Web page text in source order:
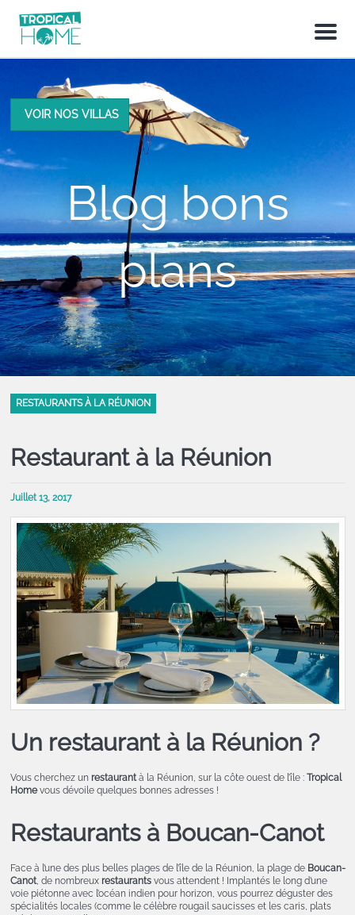
M
n
VOIR NOS VILLAS
Blog bons
plans
RESTAURANTS À LA RÉUNION
Restaurant à la Réunion
Juillet 13, 2017
Un restaurant à la Réunion ?
Vous cherchez un restaurantà la Réunion, sur la côte ouest de l’île :Tropical
Homevous dévoile quelques bonnes adresses !
Restaurants à Boucan-Canot
Face à l’une des plus belles plages de l’île de la Réunion, la plage de Boucan-
Canot, de nombreux restaurantsvous attendent ! Implantés le long d’une
voie piétonne avec l’océan indien pour horizon, vous pourrez déguster des
spécialités locales (comme le célèbre rougail saucisses et les caris, plats